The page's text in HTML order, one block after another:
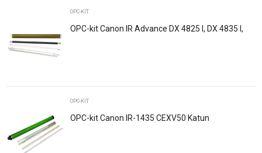
Email
OPC-KIT
OPC-kit Canon IR Advance DX 4825 I, DX 4835 I,
OPC-KIT
OPC-kit Canon IR-1435 CEXV50 Katun